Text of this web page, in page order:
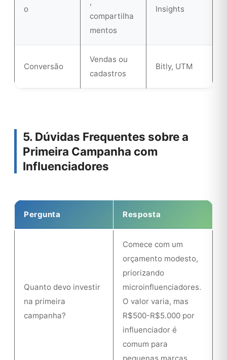
o
compartilha
mentos
Insights
Conversão
Vendas ou
cadastros
Bitly, UTM
5. Dúvidas Frequentes sobre a
Primeira Campanha com
Influenciadores
Pergunta Resposta
Quanto devo investir
na primeira
campanha?
Comece com um
orçamento modesto,
priorizando
microinfluenciadores.
O valor varia, mas
R$500-R$5.000 por
influenciador é
comum para